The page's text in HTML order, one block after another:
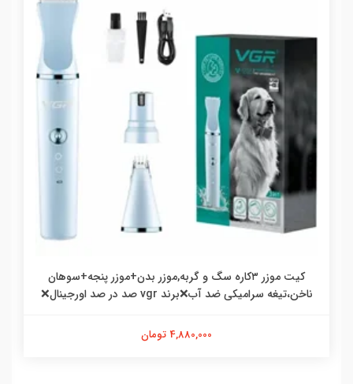
کیت موزر ۳کاره سگ و گربه,موزر بدن+موزر پنجه+سوهان
ناخن،تیغه سرامیکی ضد آب❌برند vgr صد در صد اورجینال❌
4,880,000 تومان